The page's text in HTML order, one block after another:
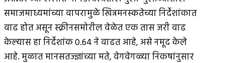
समाजमाध्यमांच्या वापरामुळे खिन्नमनस्कतेच्या निर्देशांकात
वाढ होत असून स्क्रीनसमोरील वेळेत एक तास जरी वाढ
केल्यास हा निर्देशांक 0.64 ने वाढत आहे, असे नमूद केले
आहे. मुळात मानसतज्ज्ञांच्या मते, वेगवेगळ्या निकषांनुसार